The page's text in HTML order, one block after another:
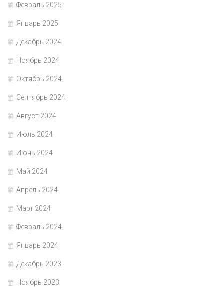
Февраль 2025
Январь 2025
Декабрь 2024
Ноябрь 2024
Октябрь 2024
Сентябрь 2024
Август 2024
Июль 2024
Июнь 2024
Май 2024
Апрель 2024
Март 2024
Февраль 2024
Январь 2024
Декабрь 2023
Ноябрь 2023